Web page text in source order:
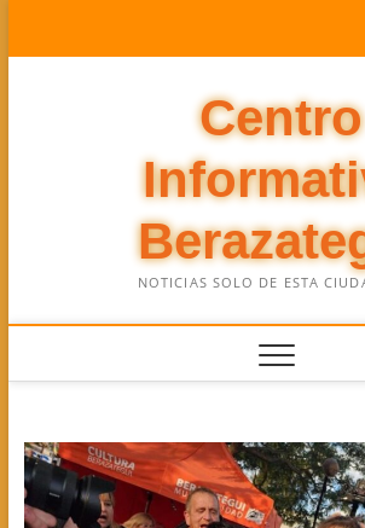
Centro
NOTICIAS SOLO DE ESTA